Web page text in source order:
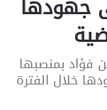
جهودها
فؤاد بمنصبها
خلال الفترة